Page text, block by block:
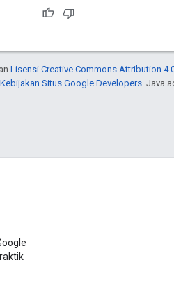
Lisensi Creative Commons Attribution
Kebijakan Situs Google Developers . Java